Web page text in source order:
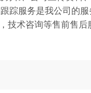
踪服务是我公司的
技术咨询等售前售后